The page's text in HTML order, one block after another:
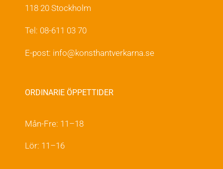
118 20 Stockholm
Tel: 08-611 03 70
E-post: info@konsthantverkarna.se
ORDINARIE ÖPPETTIDER
Mån-Fre: 11–18
Lör: 11–16